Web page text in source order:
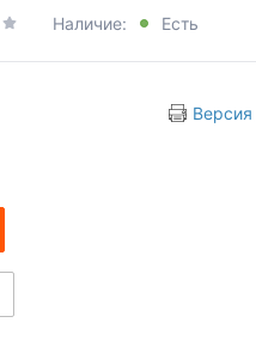
Наличие: Есть
Версия